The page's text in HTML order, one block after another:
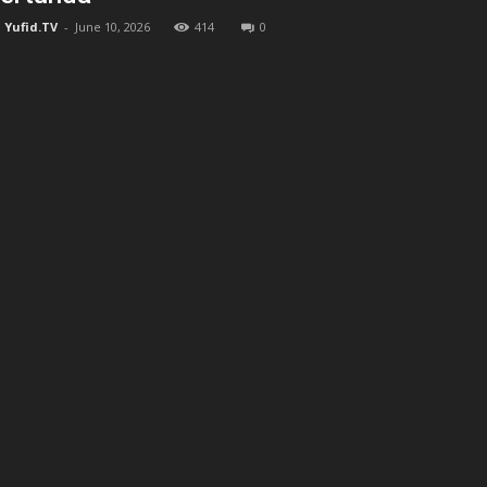
Yufid.TV - June 10, 2026 414 0